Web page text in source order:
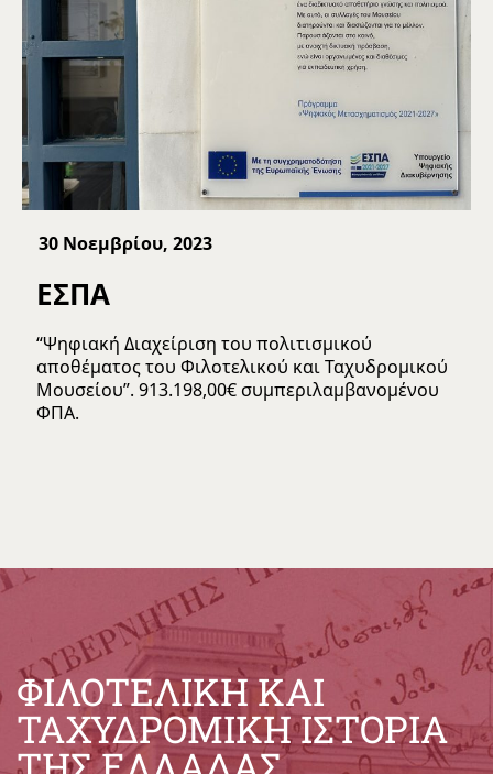
30 Νοεμβρίου, 2023
ΕΣΠΑ
“Ψηφιακή Διαχείριση του πολιτισμικού
αποθέματος του Φιλοτελικού και Ταχυδρομικού
Μουσείου”. 913.198,00€ συμπεριλαμβανομένου
ΦΠΑ.
ΦΙΛΟΤΕΛΙΚΗ ΚΑΙ
ΤΑΧΥΔΡΟΜΙΚΗ ΙΣΤΟΡΙΑ